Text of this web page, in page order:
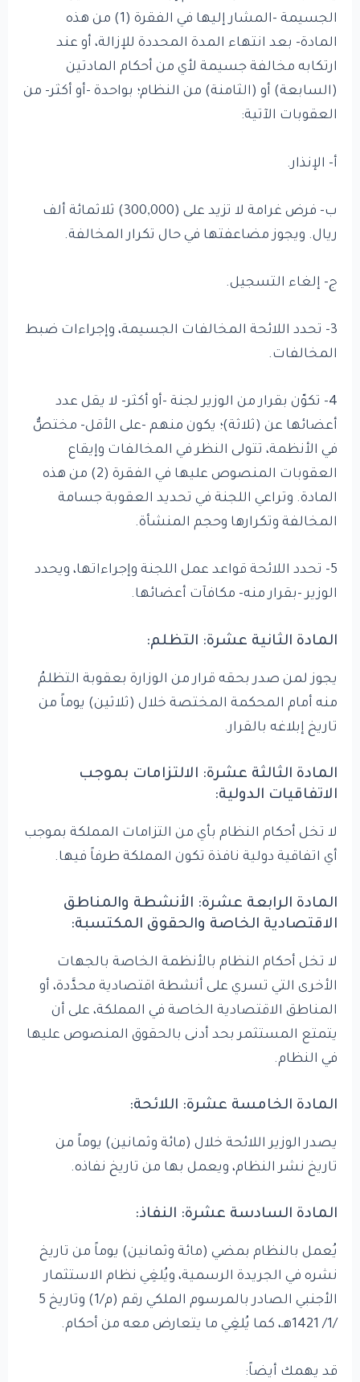
الجسيمة -المشار إليها في الفقرة (1) من هذه
المادة- بعد انتهاء المدة المحددة للإزالة، أو عند
ارتكابه مخالفة جسيمة لأي من أحكام المادتين
(السابعة) أو (الثامنة) من النظام؛ بواحدة -أو أكثر- من
العقوبات الآتية:
أ- الإنذار.
ب- فرض غرامة لا تزيد على (300,000) ثلاثمائة ألف
ريال. ويجوز مضاعفتها في حال تكرار المخالفة.
ج- إلغاء التسجيل.
3- تحدد اللائحة المخالفات الجسيمة، وإجراءات ضبط
المخالفات.
4- تكوّن بقرار من الوزير لجنة -أو أكثر- لا يقل عدد
أعضائها عن (ثلاثة)؛ يكون منهم -على الأقل- مختصٌّ
في الأنظمة، تتولى النظر في المخالفات وإيقاع
العقوبات المنصوص عليها في الفقرة (2) من هذه
المادة. وتراعي اللجنة في تحديد العقوبة جسامة
المخالفة وتكرارها وحجم المنشأة.
5- تحدد اللائحة قواعد عمل اللجنة وإجراءاتها، ويحدد
الوزير -بقرار منه- مكافآت أعضائها.
المادة الثانية عشرة: التظلم:
يجوز لمن صدر بحقه قرار من الوزارة بعقوبة التظلمُ
منه أمام المحكمة المختصة خلال (ثلاثين) يوماً من
تاريخ إبلاغه بالقرار.
المادة الثالثة عشرة: الالتزامات بموجب
الاتفاقيات الدولية:
لا تخل أحكام النظام بأي من التزامات المملكة بموجب
أي اتفاقية دولية نافذة تكون المملكة طرفاً فيها.
المادة الرابعة عشرة: الأنشطة والمناطق
الاقتصادية الخاصة والحقوق المكتسبة:
لا تخل أحكام النظام بالأنظمة الخاصة بالجهات
الأخرى التي تسري على أنشطة اقتصادية محدَّدة، أو
المناطق الاقتصادية الخاصة في المملكة، على أن
يتمتع المستثمر بحد أدنى بالحقوق المنصوص عليها
في النظام.
المادة الخامسة عشرة: اللائحة:
يصدر الوزير اللائحة خلال (مائة وثمانين) يوماً من
تاريخ نشر النظام، ويعمل بها من تاريخ نفاذه.
المادة السادسة عشرة: النفاذ:
يُعمل بالنظام بمضي (مائة وثمانين) يوماً من تاريخ
نشره في الجريدة الرسمية، ويُلغِي نظام الاستثمار
الأجنبي الصادر بالمرسوم الملكي رقم (م/1) وتاريخ 5
/1/ 1421هـ، كما يُلغِي ما يتعارض معه من أحكام.
قد يهمك أيضاً: